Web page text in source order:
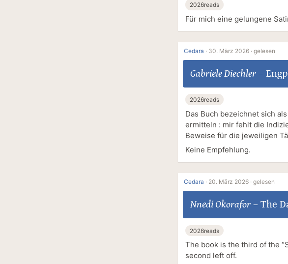
2026reads
Für mich eine gelungene
Cedara · 30. März 2026 · gelesen
Gabriele Diechler–
2026reads
Das Buch bezeichnet sich
ermitteln : mir fehlt die
Beweise für die jeweiligen
Keine Empfehlung.
Cedara · 20. März 2026 · gelesen
Nnedi Okorafor– The
2026reads
The book is the third of the
second left off.